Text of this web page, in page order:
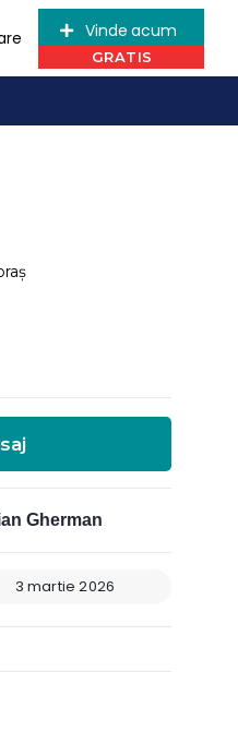
Vinde acum
Gherman
3 martie 2026